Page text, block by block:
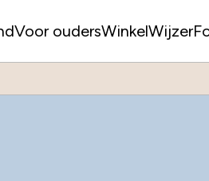
Voor oudersWinkelWijzer